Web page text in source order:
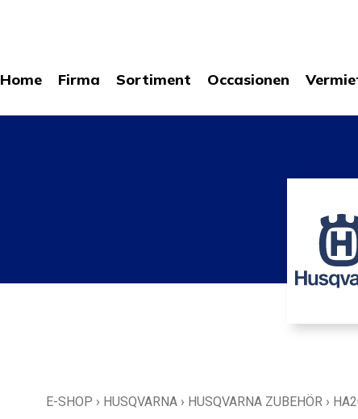
Home Firma Sortiment Occasionen
E-SHOP › HUSQVARNA › HUSQVARNA ZUBEHÖR ›